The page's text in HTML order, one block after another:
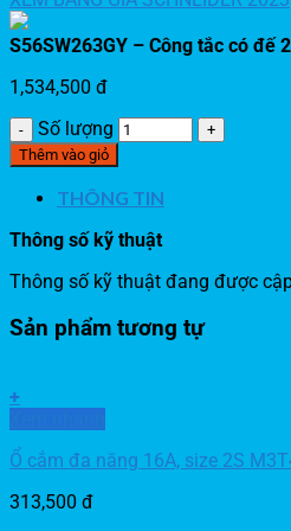
S56SW263GY – Công tắc có đế
1,534,500 đ
Số lượng
Thêm vào giỏ
THÔNG TIN
Thông số kỹ thuật
Thông số kỹ thuật đang được
Sản phẩm tương tự
+
Ổ cắm đa năng 16A, size 2S
313,500 đ